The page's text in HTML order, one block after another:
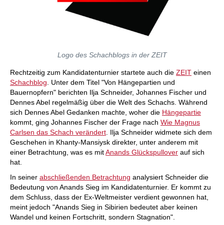
Logo des Schachblogs in der ZEIT
Rechtzeitig zum Kandidatenturnier startete auch die ZEIT einen
Schachblog . Unter dem Titel "Von Hängepartien und
Bauernopfern" berichten Ilja Schneider, Johannes Fischer und
Dennes Abel regelmäßig über die Welt des Schachs. Während
sich Dennes Abel Gedanken machte, woher die Hängepartie
kommt, ging Johannes Fischer der Frage nach Wie Magnus
Carlsen das Schach verändert . Ilja Schneider widmete sich dem
Geschehen in Khanty-Mansiysk direkter, unter anderem mit
einer Betrachtung, was es mitAnands Glückspullover auf sich
hat.
In seiner abschließenden Betrachtung analysiert Schneider die
Bedeutung von Anands Sieg im Kandidatenturnier. Er kommt zu
dem Schluss, dass der Ex-Weltmeister verdient gewonnen hat,
meint jedoch "Anands Sieg in Sibirien bedeutet aber keinen
Wandel und keinen Fortschritt, sondern Stagnation".